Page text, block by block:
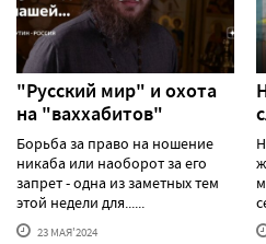
"Русский мир" и охота
на "ваххабитов"
Борьба за право на ношение
никаба или наоборот за его
запрет - одна из заметных тем
этой недели для......
23 МАЯ'2024